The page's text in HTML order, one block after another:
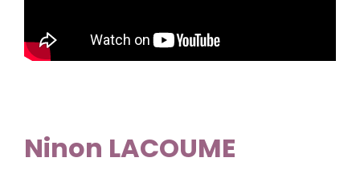
Ninon LACOUME